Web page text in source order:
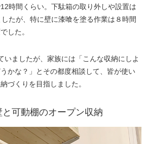
時間くらい。下駄箱の取り外しや設置は
たが、特に壁に漆喰を塗る作業は８時間
した。
いましたが、家族には「こんな収納にしよ
かな？」とその都度相談して、皆が使い
づくりを目指しました。
可動棚のオープン収納